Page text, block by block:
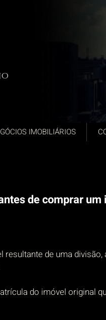
IMOBILIÁRIOS
de comprar um
de uma divisão,
do imóvel original